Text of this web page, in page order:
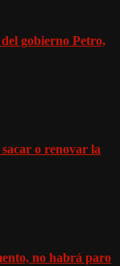
gobierno Petro,
o renovar la
no habrá paro